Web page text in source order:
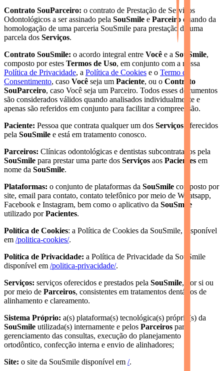
Contrato SouParceiro: o contrato de Prestação de Serviços
Odontológicos a ser assinado pela SouSmile e Parceiro quando da
homologação de uma parceria SouSmile para prestação de uma
parcela dos Serviços.
Contrato SouSmile: o acordo integral entre Você e a SouSmile,
composto por estes Termos de Uso, em conjunto com a nossa
Política de Privacidade, a Política de Cookies e o Termo de
Consentimento, caso Você seja um Paciente, ou o Contrato
SouParceiro, caso Você seja um Parceiro. Todos esses documentos
são considerados válidos quando analisados individualmente e
apenas são referidos em conjunto para facilitar a compreensão.
Paciente: Pessoa que contrata qualquer um dos Serviços oferecidos
pela SouSmile e está em tratamento conosco.
Parceiros: Clínicas odontológicas e dentistas subcontratados pela
SouSmile para prestar uma parte dos Serviços aos Pacientes em
nome da SouSmile.
Plataformas: o conjunto de plataformas da SouSmile composto por
site, email para contato, contato telefônico por meio de Whatsapp,
Facebook e Instagram, bem como o aplicativo da SouSmile
utilizado por Pacientes.
Política de Cookies: a Política de Cookies da SouSmile, disponível
em /politica-cookies/.
Política de Privacidade: a Política de Privacidade da SouSmile
disponível em /politica-privacidade/.
Serviços: serviços oferecidos e prestados pela SouSmile, por si ou
por meio de Parceiros, consistentes em tratamentos dentários de
alinhamento e clareamento.
Sistema Próprio: a(s) plataforma(s) tecnológica(s) própria(s) da
SouSmile utilizada(s) internamente e pelos Parceiros para
gerenciamento das consultas, execução do planejamento
ortodôntico, confecção interna e envio de alinhadores;
Site: o site da SouSmile disponível em /.